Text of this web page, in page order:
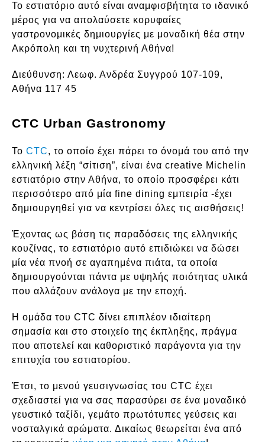
Το εστιατόριο αυτό είναι αναμφισβήτητα το ιδανικό
μέρος για να απολαύσετε κορυφαίες
γαστρονομικές δημιουργίες με μοναδική θέα στην
Ακρόπολη και τη νυχτερινή Αθήνα!
Διεύθυνση: Λεωφ. Ανδρέα Συγγρού 107-109,
Αθήνα 117 45
CTC Urban Gastronomy
Το CTC, το οποίο έχει πάρει το όνομά του από την
ελληνική λέξη “σίτιση”, είναι ένα creative Michelin
εστιατόριο στην Αθήνα, το οποίο προσφέρει κάτι
περισσότερο από μία fine dining εμπειρία -έχει
δημιουργηθεί για να κεντρίσει όλες τις αισθήσεις!
Έχοντας ως βάση τις παραδόσεις της ελληνικής
κουζίνας, το εστιατόριο αυτό επιδιώκει να δώσει
μία νέα πνοή σε αγαπημένα πιάτα, τα οποία
δημιουργούνται πάντα με υψηλής ποιότητας υλικά
που αλλάζουν ανάλογα με την εποχή.
Η ομάδα του CTC δίνει επιπλέον ιδιαίτερη
σημασία και στο στοιχείο της έκπληξης, πράγμα
που αποτελεί και καθοριστικό παράγοντα για την
επιτυχία του εστιατορίου.
Έτσι, το μενού γευσιγνωσίας του CTC έχει
σχεδιαστεί για να σας παρασύρει σε ένα μοναδικό
γευστικό ταξίδι, γεμάτο πρωτότυπες γεύσεις και
νοσταλγικά αρώματα. Δικαίως θεωρείται ένα από